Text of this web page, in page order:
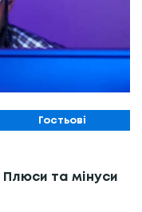
Гостьові
Плюси та мінуси